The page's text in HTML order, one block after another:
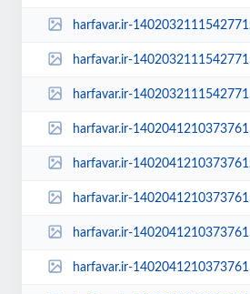
harfavar.ir-1402032111542771027748953-1402032111542771027748953-250x150.jpg
harfavar.ir-1402032111542771027748953-1402032111542771027748953-300x210.jpg
harfavar.ir-1402032111542771027748953-1402032111542771027748953.jpg
harfavar.ir-1402041210373761927876934-100x70.jpg
harfavar.ir-1402041210373761927876934-250x150.jpg
harfavar.ir-1402041210373761927876934-300x209.jpg
harfavar.ir-1402041210373761927876934-450x300.jpg
harfavar.ir-1402041210373761927876934-600x400.jpg